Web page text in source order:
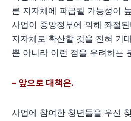
른 지자체에 파급될 가능성이
사업이 중앙정부에 의해 좌절
지자체로 확산할 것을 전혀 기
뿐 아니라 이런 점을 우려하는
– 앞으로 대책은.
사업에 참여한 청년들을 우선